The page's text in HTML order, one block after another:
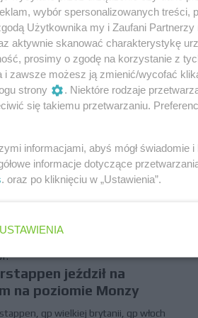
gp wielkiej brytanii
po wystawie historycznych
Piastriego o zamianę
brytanii
jeździł na
na poziomie Monzy
gp wielkiej brytanii gp włoch
wybór spersonalizowanych treści,
Użytkownika my i Zaufani
aktywnie skanować charakterystykę
prosimy o zgodę na korzystanie z
i zawsze możesz ją zmienić/wycofać
strony
. Niektóre rodzaje
się takiemu przetwarzaniu.
informacjami, abyś mógł
informacje dotyczące
. oraz po kliknięciu w „Ustawienia”.
USTAWIENIA